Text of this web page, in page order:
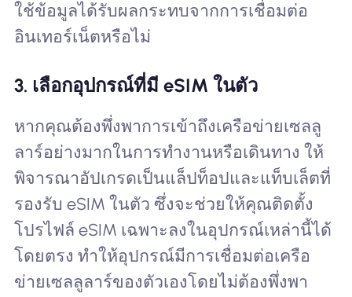
ใช้ข้อมูลได้รับผลกระทบจากการเชื่อมต่อ
อินเทอร์เน็ตหรือไม่
3. เลือกอุปกรณ์ที่มี eSIM ในตัว
หากคุณต้องพึ่งพาการเข้าถึงเครือข่ายเซลลู
ลาร์อย่างมากในการทำงานหรือเดินทาง ให้
พิจารณาอัปเกรดเป็นแล็ปท็อปและแท็บเล็ตที่
รองรับ eSIM ในตัว ซึ่งจะช่วยให้คุณติดตั้ง
โปรไฟล์ eSIM เฉพาะลงในอุปกรณ์เหล่านี้ได้
โดยตรง ทำให้อุปกรณ์มีการเชื่อมต่อเครือ
ข่ายเซลลูลาร์ของตัวเองโดยไม่ต้องพึ่งพา